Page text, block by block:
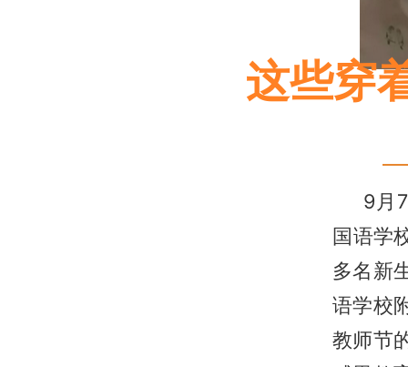
这些穿
9月
国语学
多名新
语学校
教师节